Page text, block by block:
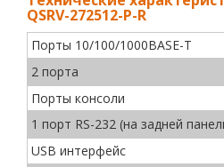
QSRV-272512-P-R
Порты 10/100/1000BASE-T
2 порта
Порты консоли
1 порт RS-232 (на задней
USB интерфейс